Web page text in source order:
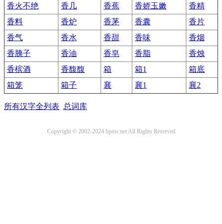
香火不绝
香几 香蕉 香娇玉嫩
香精
香料
香炉 香茅 香囊
香片
香气
香水 香甜 香味
香烟
香胰子
香油 香皂 香脂
香烛
香槟酒
香馥馥 箱 箱1
箱底
箱笼
箱子 襄 襄1 襄2
所有汉字全列表 总词库
Copyright © 2002-2024 hpnw.net All Rights Reserved